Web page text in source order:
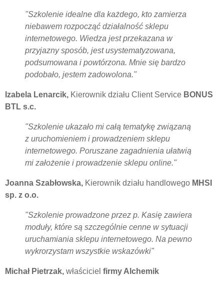
"Szkolenie idealne dla każdego, kto zamierza
niebawem rozpocząć działalność sklepu
internetowego. Wiedza jest przekazana w
przyjazny sposób, jest usystematyzowana,
podsumowana i powtórzona. Mnie się bardzo
podobało, jestem zadowolona."
Izabela Lenarcik, Kierownik działu Client Service BONUS
BTL s.c.
"Szkolenie ukazało mi całą tematykę związaną
z uruchomieniem i prowadzeniem sklepu
internetowego. Poruszane zagadnienia ułatwią
mi założenie i prowadzenie sklepu online."
Joanna Szabłowska, Kierownik działu handlowego MHSI
sp. z o.o.
"Szkolenie prowadzone przez p. Kasię zawiera
moduły, które są szczególnie cenne w sytuacji
uruchamiania sklepu internetowego. Na pewno
wykrorzystam wszystkie wskazówki"
Michał Pietrzak, właściciel firmy Alchemik